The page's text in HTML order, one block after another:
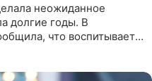
неожиданное
долгие годы. В
что воспитывает